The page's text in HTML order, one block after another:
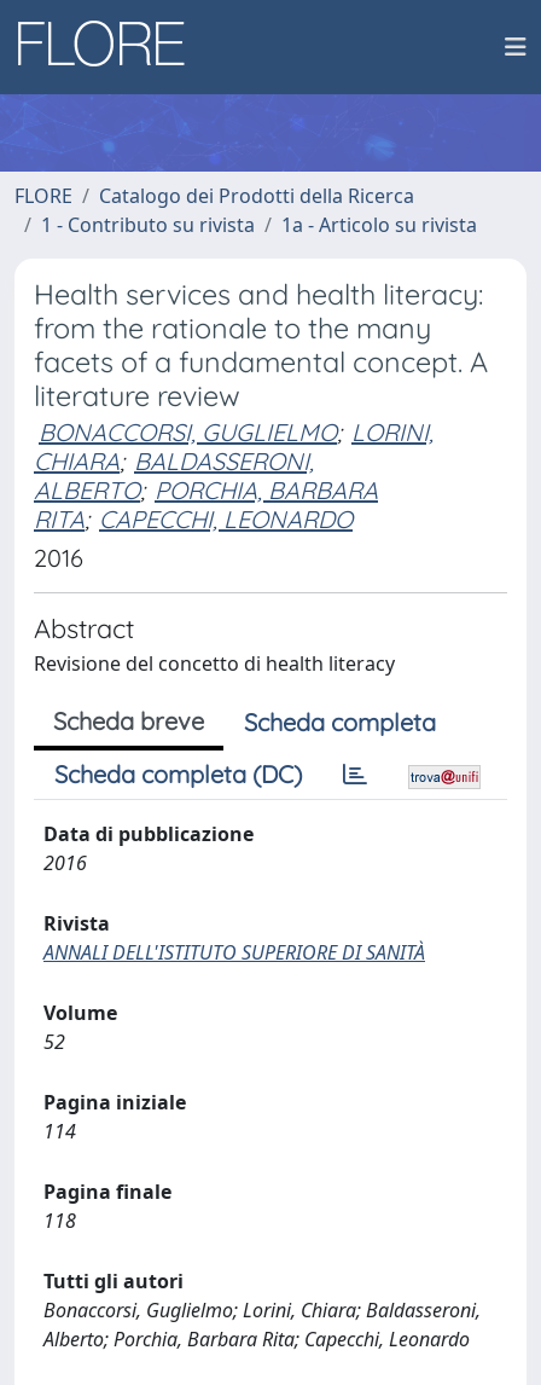
FLORE
Catalogo dei Prodotti della Ricerca
1 - Contributo su rivista
1a - Articolo su rivista
Health services and health literacy:
from the rationale to the many
facets of a fundamental concept. A
literature review
BONACCORSI, GUGLIELMO; LORINI,
CHIARA; BALDASSERONI,
ALBERTO; PORCHIA, BARBARA
RITA; CAPECCHI, LEONARDO
2016
Abstract
Revisione del concetto di health literacy
Scheda breve
Scheda completa
Scheda completa (DC)
Data di pubblicazione
2016
Rivista
ANNALI DELL'ISTITUTO SUPERIORE DI SANITÀ
Volume
52
Pagina iniziale
114
Pagina finale
118
Tutti gli autori
Bonaccorsi, Guglielmo; Lorini, Chiara; Baldasseroni,
Alberto; Porchia, Barbara Rita; Capecchi, Leonardo